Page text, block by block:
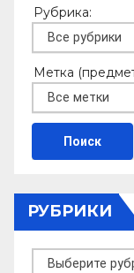
Рубрика:
Метка
РУБРИКИ
Рубрики